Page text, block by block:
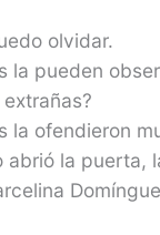
olvidar.
la pueden
la ofendieron
abrió la puerta,